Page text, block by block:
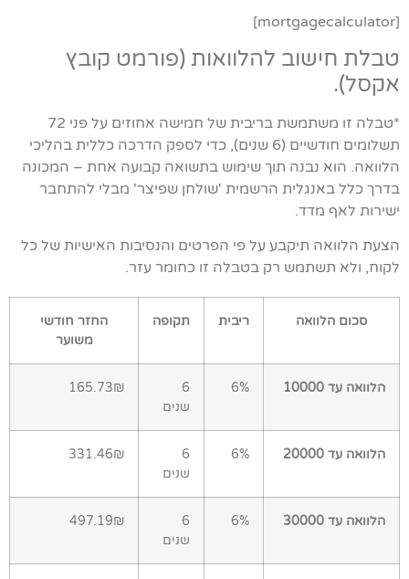
[mortgagecalculator]
טבלת חישוב להלוואות (פורמט קובץ
אקסל).
*טבלה זו משתמשת בריבית של חמישה אחוזים על פני 72
תשלומים חודשיים (6 שנים), כדי לספק הדרכה כללית בהליכי
הלוואה. הוא נבנה תוך שימוש בתשואה קבועה אחת – המכונה
בדרך כלל באנגלית הרשמית 'שולחן שפיצר' מבלי להתחבר
ישירות לאף מדד.
הצעת הלוואה תיקבע על פי הפרטים והנסיבות האישיות של כל
לקוח, ולא תשתמש רק בטבלה זו כחומר עזר.
סכום הלוואה ריבית תקופה
החזר חודשי
משוער
הלוואה עד 10000 6%
6
שנים
165.73₪
הלוואה עד 20000 6%
6
שנים
331.46₪
הלוואה עד 30000 6%
6
שנים
497.19₪